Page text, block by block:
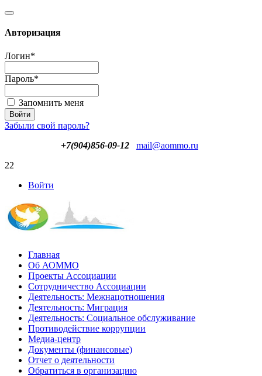
Авторизация
Логин*
Пароль*
Запомнить меня
Забыли свой пароль?
+7(904)856-09-12
mail@aommo.ru
22
Войти
Главная
Об АОММО
Проекты Ассоциации
Сотрудничество Ассоциации
Деятельность: Межнацотношения
Деятельность: Миграция
Деятельность: Социальное обслуживание
Противодействие коррупции
Медиа-центр
Документы (финансовые)
Отчет о деятельности
Обратиться в организацию